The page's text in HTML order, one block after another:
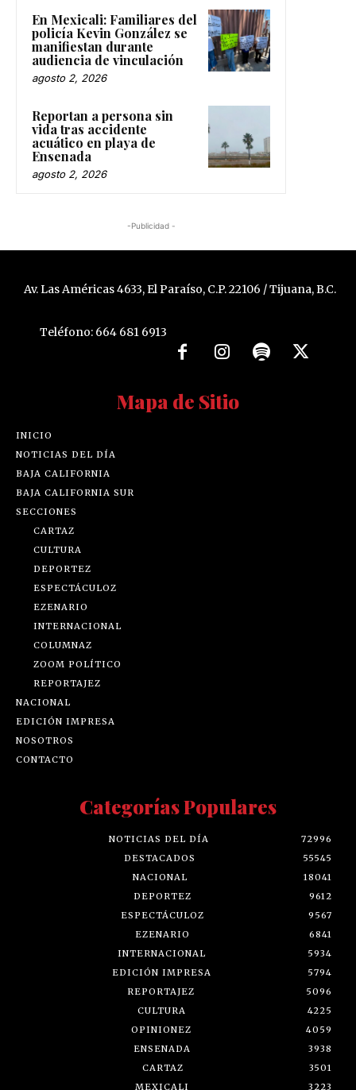
En Mexicali: Familiares del
policía Kevin González se
manifiestan durante
audiencia de vinculación
agosto 2, 2026
Reportan a persona sin
vida tras accidente
acuático en playa de
Ensenada
agosto 2, 2026
-Publicidad -
Av. Las Américas 4633, El Paraíso, C.P. 22106 / Tijuana, B.C.
Teléfono: 664 681 6913
Mapa de Sitio
INICIO
NOTICIAS DEL DÍA
BAJA CALIFORNIA
BAJA CALIFORNIA SUR
SECCIONES
CARTAZ
CULTURA
DEPORTEZ
ESPECTÁCULOZ
EZENARIO
INTERNACIONAL
COLUMNAZ
ZOOM POLÍTICO
REPORTAJEZ
NACIONAL
EDICIÓN IMPRESA
NOSOTROS
CONTACTO
Categorías Populares
NOTICIAS DEL DÍA
72996
DESTACADOS
55545
NACIONAL
18041
DEPORTEZ
9612
ESPECTÁCULOZ
9567
EZENARIO
6841
INTERNACIONAL
5934
EDICIÓN IMPRESA
5794
REPORTAJEZ
5096
CULTURA
4225
OPINIONEZ
4059
ENSENADA
3938
CARTAZ
3501
MEXICALI
3223